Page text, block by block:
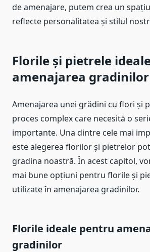
de amenajare, putem crea un
reflecte personalitatea și stilul
Florile și pietrele
amenajarea gradinilor
Amenajarea unei grădini cu flori și
proces complex care necesită o
importante. Una dintre cele mai
este alegerea florilor și pietrelor
gradina noastră. În acest capitol,
mai bune opțiuni pentru florile și
utilizate în amenajarea gradinilor.
Florile ideale pentru
gradinilor